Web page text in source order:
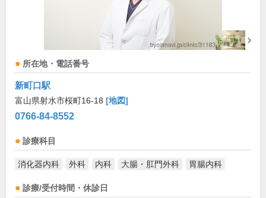
所在地・電話番号
新町口駅
富山県射水市桜町16-18 [地図]
0766-84-8552
診療科目
消化器内科 外科 内科 大腸・肛門外科 胃腸内科
診療/受付時間・休診日